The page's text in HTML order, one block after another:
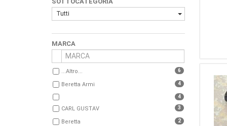
Tutti
MARCA
...Altro... 6
Beretta Armi 4
4
CARL GUSTAV 3
Beretta 2